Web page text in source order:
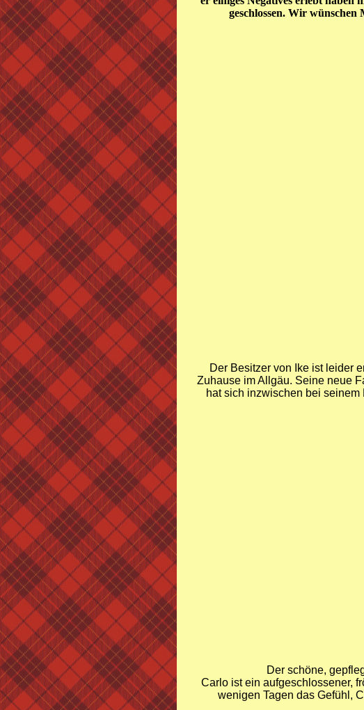
geschlossen. Wir wünschen
Der Besitzer von Ike ist leider
Zuhause im Allgäu. Seine neue
hat sich inzwischen bei
Der schöne,
Carlo ist ein aufgeschlossener,
wenigen Tagen das Gefühl,